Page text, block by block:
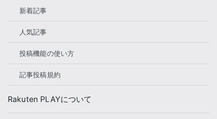
新着記事
人気記事
投稿機能の使い方
記事投稿規約
Rakuten PLAYについて